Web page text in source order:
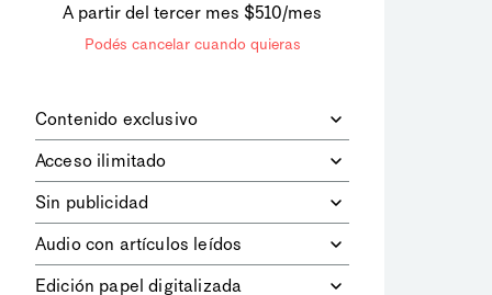
A partir del tercer mes $510/mes
Podés cancelar cuando quieras
Contenido exclusivo
digitales dela diaria
los contenidos de Le Monde
diplomatique.
Acceso ilimitado
contenidos.
Sin publicidad
publicitarios.
Audio con artículos leídos
Edición papel digitalizada